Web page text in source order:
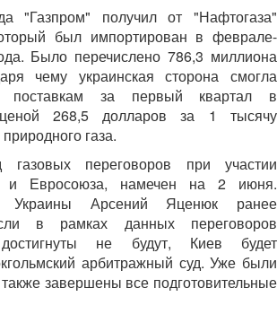
"Газпром" получил от "Нафтогаза"
был импортирован в феврале-
Было перечислено 786,3 миллиона
чему украинская сторона смогла
поставкам за первый квартал в
268,5 долларов за 1 тысячу
газа.
газовых переговоров при участии
и Евросоюза, намечен на 2 июня.
Украины Арсений Яценюк ранее
в рамках данных переговоров
достигнуты не будут, Киев будет
арбитражный суд. Уже были
завершены все подготовительные